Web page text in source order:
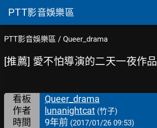
PTT影音娛樂區
PTT影音娛樂區 / Queer_drama
[推薦] 愛不怕導演的二天一夜作品
看板
Queer_drama
作者
lunanightcat (竹子)
時間 9年前 (2017/01/26 09:53)